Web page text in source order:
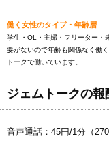
働く女性のタイプ・年齢層
学生・OL・主婦・フリーター・
要がないので年齢も関係なく働
トークで働いています。
ジェムトークの報
音声通話：45円/1分（